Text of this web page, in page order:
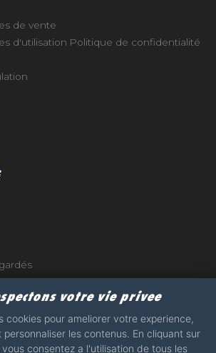
de vente
d'utilisation Politique de confidentialité
votre vie privee
cookies pour ameliorer votre experience,
les contenus. En cliquant sur
consentez a l'utilisation de tous les